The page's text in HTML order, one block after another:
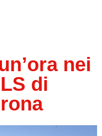
nei
di